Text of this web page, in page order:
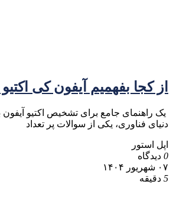
از کجا بفهمیم آیفون کی
یک راهنمای جامع برای تشخیص اکتیو
دنیای فناوری، یکی از سوالات پر تعداد
اپل استور
0 دیدگاه
۰۷ شهریور ۱۴۰۴
5 دقیقه